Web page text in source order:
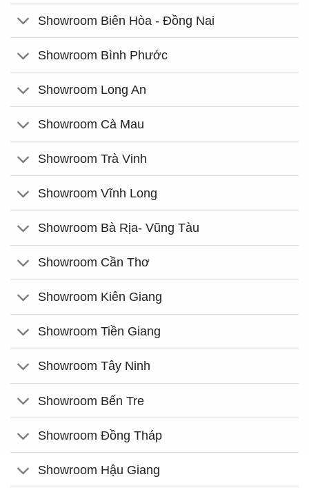
Showroom Biên Hòa - Đồng Nai
Showroom Bình Phước
Showroom Long An
Showroom Cà Mau
Showroom Trà Vinh
Showroom Vĩnh Long
Showroom Bà Rịa- Vũng Tàu
Showroom Cần Thơ
Showroom Kiên Giang
Showroom Tiền Giang
Showroom Tây Ninh
Showroom Bến Tre
Showroom Đồng Tháp
Showroom Hậu Giang